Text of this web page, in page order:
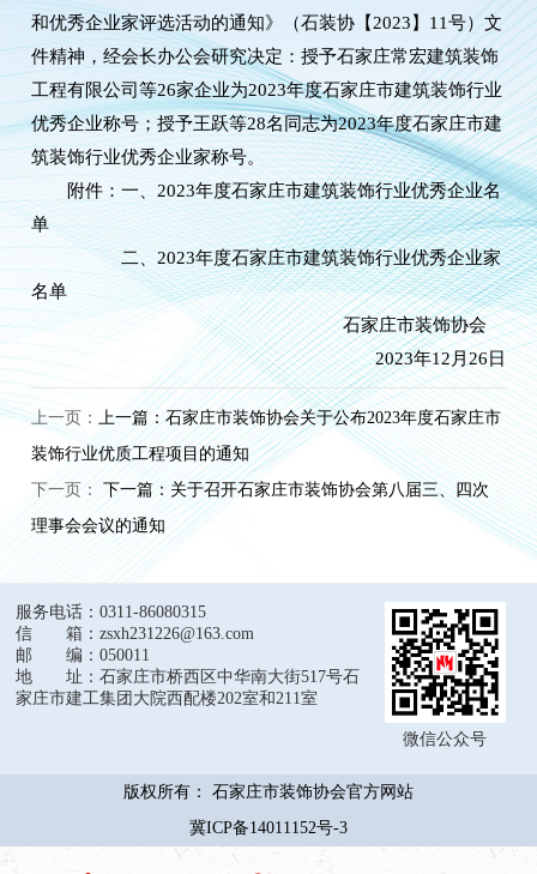
和优秀企业家评选活动的通知》（石装协【2023】11号）文
件精神，经会长办公会研究决定：授予石家庄常宏建筑装饰
工程有限公司等26家企业为2023年度石家庄市建筑装饰行业
优秀企业称号；授予王跃等28名同志为2023年度石家庄市建
筑装饰行业优秀企业家称号。
附件：一、2023年度石家庄市建筑装饰行业优秀企业名
单
二、2023年度石家庄市建筑装饰行业优秀企业家
名单
石家庄市装饰协会
2023年12月26日
上一页：
上一篇：石家庄市装饰协会关于公布2023年度石家庄市
装饰行业优质工程项目的通知
下一页：下一篇：关于召开石家庄市装饰协会第八届三、四次
理事会会议的通知
服务电话：0311-86080315
信 箱：zsxh231226@163.com
邮 编：050011
地 址：石家庄市桥西区中华南大街517号石
家庄市建工集团大院西配楼202室和211室
微信公众号
版权所有： 石家庄市装饰协会官方网站
冀ICP备14011152号-3